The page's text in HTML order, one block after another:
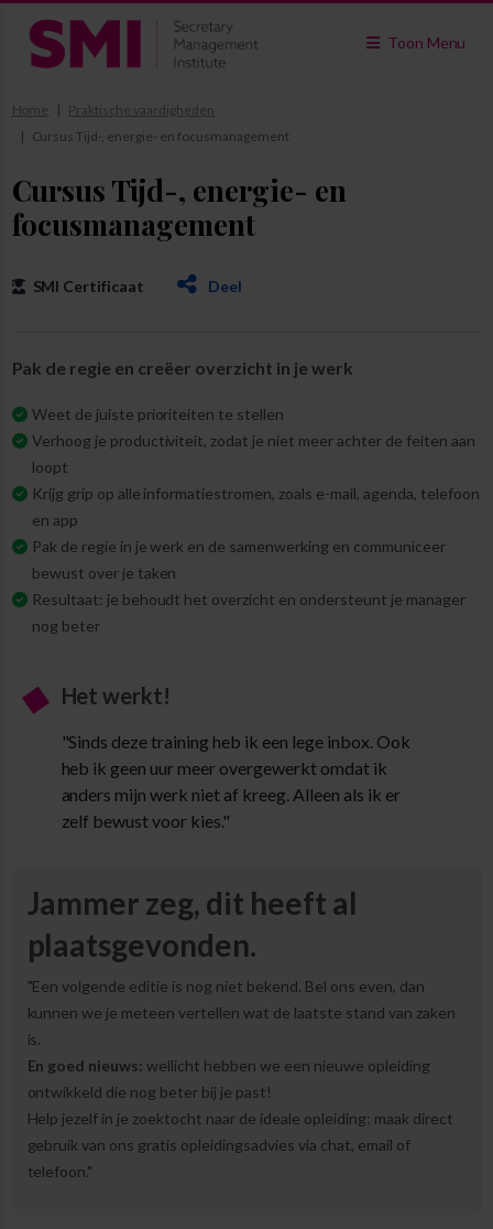
Toon Menu
Home
Praktische vaardigheden
Cursus Tijd-, energie- en focusmanagement
Cursus Tijd-, energie- en
focusmanagement
SMI Certificaat Deel
Pak de regie en creëer overzicht in je werk
Weet de juiste prioriteiten te stellen
Verhoog je productiviteit, zodat je niet meer achter de feiten aan
loopt
Krijg grip op alle informatiestromen, zoals e-mail, agenda, telefoon
en app
Pak de regie in je werk en de samenwerking en communiceer
bewust over je taken
Resultaat: je behoudt het overzicht en ondersteunt je manager
nog beter
Het werkt!
"Sinds deze training heb ik een lege inbox. Ook
heb ik geen uur meer overgewerkt omdat ik
anders mijn werk niet af kreeg. Alleen als ik er
zelf bewust voor kies."
Jammer zeg, dit heeft al
plaatsgevonden.
"Een volgende editie is nog niet bekend. Bel ons even, dan
kunnen we je meteen vertellen wat de laatste stand van zaken
is.
En goed nieuws: wellicht hebben we een nieuwe opleiding
ontwikkeld die nog beter bij je past!
Help jezelf in je zoektocht naar de ideale opleiding: maak direct
gebruik van ons gratis opleidingsadvies via chat, email of
telefoon."